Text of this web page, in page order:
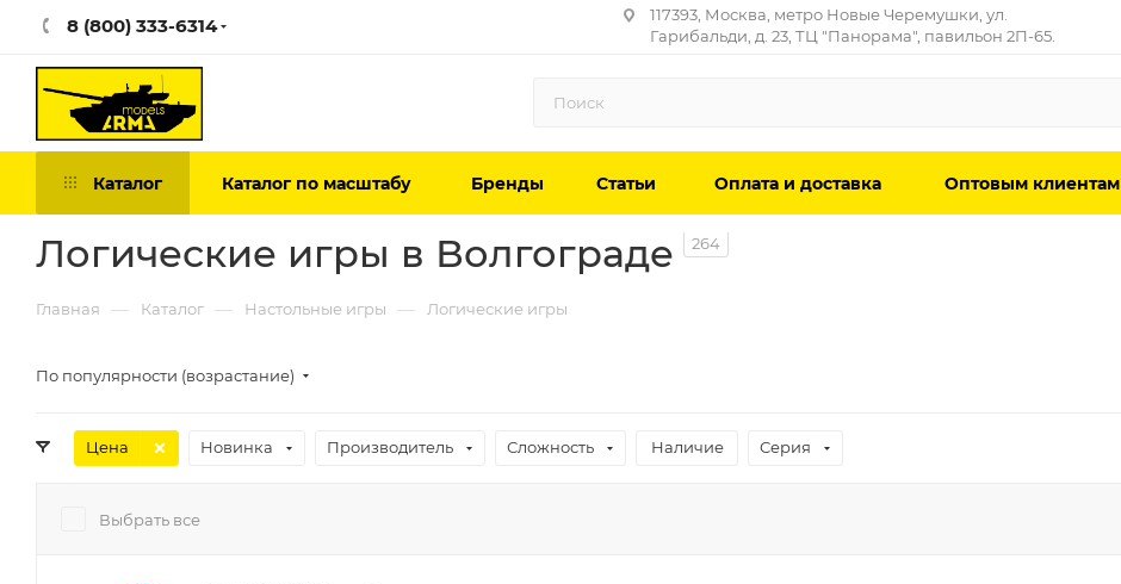
8 (800) 333-6314
117393, Москва, метро Новые Черемушки, ул.
Гарибальди, д. 23, ТЦ "Панорама", павильон 2П-65.
Каталог Каталог по масштабу Бренды Статьи Оплата и доставка Оптовым клиентам
Логические игры в Волгограде 264
Главная — Каталог — Настольные игры — Логические игры
По популярности (возрастание)
Цена Новинка Производитель Сложность Наличие Серия
Выбрать все